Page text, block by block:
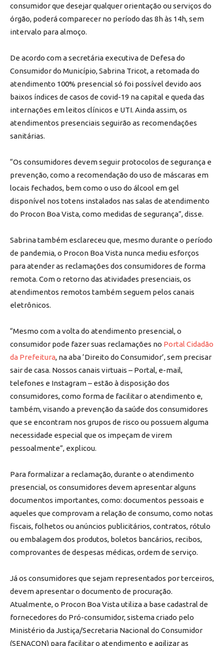
consumidor que desejar qualquer orientação ou serviços do
órgão, poderá comparecer no período das 8h às 14h, sem
intervalo para almoço.
De acordo com a secretária executiva de Defesa do
Consumidor do Município, Sabrina Tricot, a retomada do
atendimento 100% presencial só foi possível devido aos
baixos índices de casos de covid-19 na capital e queda das
internações em leitos clínicos e UTI. Ainda assim, os
atendimentos presenciais seguirão as recomendações
sanitárias.
“Os consumidores devem seguir protocolos de segurança e
prevenção, como a recomendação do uso de máscaras em
locais fechados, bem como o uso do álcool em gel
disponível nos totens instalados nas salas de atendimento
do Procon Boa Vista, como medidas de segurança”, disse.
Sabrina também esclareceu que, mesmo durante o período
de pandemia, o Procon Boa Vista nunca mediu esforços
para atender as reclamações dos consumidores de forma
remota. Com o retorno das atividades presenciais, os
atendimentos remotos também seguem pelos canais
eletrônicos.
“Mesmo com a volta do atendimento presencial, o
consumidor pode fazer suas reclamações no Portal Cidadão
da Prefeitura, na aba ‘Direito do Consumidor’, sem precisar
sair de casa. Nossos canais virtuais – Portal, e-mail,
telefones e Instagram – estão à disposição dos
consumidores, como forma de facilitar o atendimento e,
também, visando a prevenção da saúde dos consumidores
que se encontram nos grupos de risco ou possuem alguma
necessidade especial que os impeçam de virem
pessoalmente”, explicou.
Para formalizar a reclamação, durante o atendimento
presencial, os consumidores devem apresentar alguns
documentos importantes, como: documentos pessoais e
aqueles que comprovam a relação de consumo, como notas
fiscais, folhetos ou anúncios publicitários, contratos, rótulo
ou embalagem dos produtos, boletos bancários, recibos,
comprovantes de despesas médicas, ordem de serviço.
Já os consumidores que sejam representados por terceiros,
devem apresentar o documento de procuração.
Atualmente, o Procon Boa Vista utiliza a base cadastral de
fornecedores do Pró-consumidor, sistema criado pelo
Ministério da Justiça/Secretaria Nacional do Consumidor
(SENACON) para facilitar o atendimento e agilizar as